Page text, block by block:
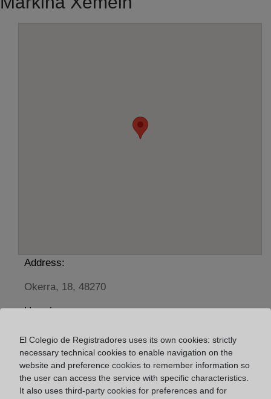
Address:
Okerra, 18, 48270
Horario:
De lunes a viernes de 09:00 a 17:00 horas
Agosto: De lunes a viernes de 09:00 a 14:00 horas
Los días 24 y 31 de diciembre de 09:00 a 14:00
horas
El Colegio de Registradores uses its own cookies: strictly
necessary technical cookies to enable navigation on the
website and preference cookies to remember information so
the user can access the service with specific characteristics.
It also uses third-party cookies for preferences and for